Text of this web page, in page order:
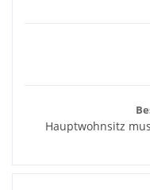
Hauptwohnsitz